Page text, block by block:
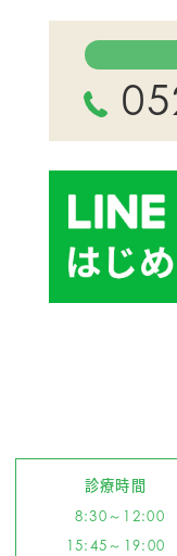
診療時間
8:30～12:00
15:45～19:00